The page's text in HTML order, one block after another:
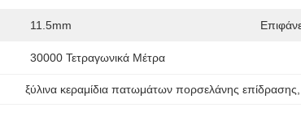
11.5mm
30000 Τετραγωνικά Μέτρα
ξύλινα κεραμίδια πατωμάτων πορσελάνης επίδρασης